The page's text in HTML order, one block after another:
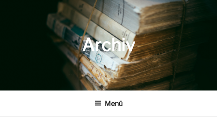
Archiv
Menü